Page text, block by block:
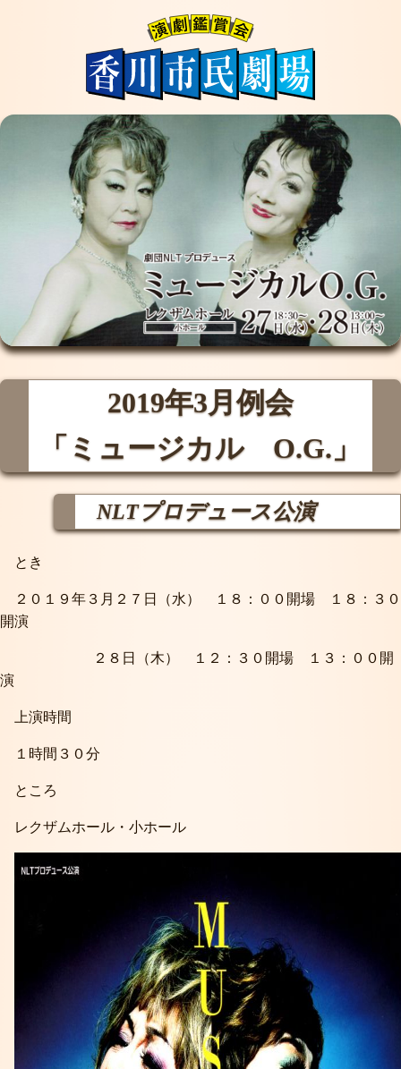
2019年3月例会
「ミュージカル O.G.」
NLTプロデュース公演
とき
２０１９年３月２７日（水） １８：００開場 １８：３０
開演
２８日（木） １２：３０開場 １３：００開
演
上演時間
１時間３０分
ところ
レクザムホール・小ホール